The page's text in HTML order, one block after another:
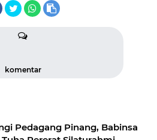
komentar
Pedagang Pinang, Babinsa